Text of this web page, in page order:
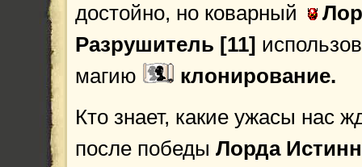
достойно, но коварный
Разрушитель [11]
магию
клонирование.
Кто знает, какие ужасы нас
после победы Лорда